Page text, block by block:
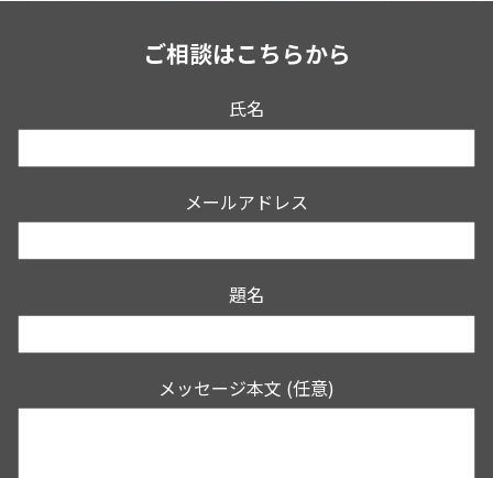
ご相談はこちらから
氏名
メールアドレス
題名
メッセージ本文 (任意)